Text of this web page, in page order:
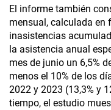
El informe también
mensual, calculada en
inasistencias
la asistencia anual
mes de junio un 6,5%
menos el 10% de los
2022 y 2023 (13,3% y
tiempo, el estudio